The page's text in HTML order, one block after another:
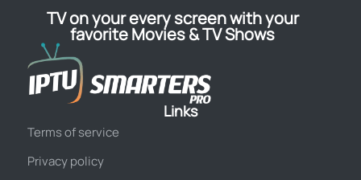
TV on your every screen with your
favorite Movies & TV Shows
Links
Terms of service
Privacy policy